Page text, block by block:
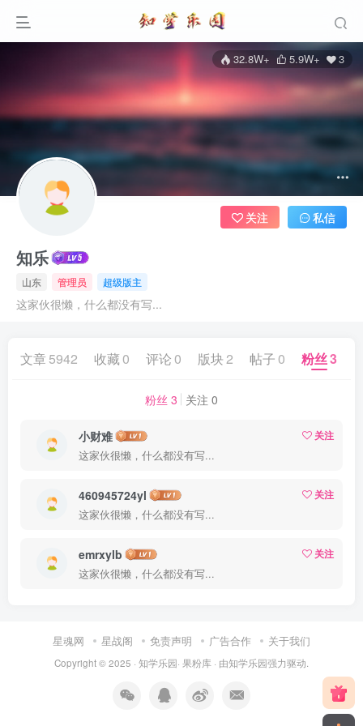
32.8W+ 5.9W+ 3
知乐
山东 管理员 超级版主
这家伙很懒，什么都没有写...
关注 私信
文章5942 收藏 0 评论 0 版块 2 帖子 0 粉丝3
粉丝 3 关注 0
小财难
关注
这家伙很懒，什么都没有写...
460945724yl
关注
这家伙很懒，什么都没有写...
emrxylb
关注
这家伙很懒，什么都没有写...
星魂网 星战阁 免责声明 广告合作 关于我们
Copyright © 2025 · 知学乐园· 果粉库 · 由知学乐园强力驱动.